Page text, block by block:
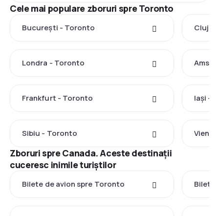
Cele mai populare zboruri spre Toronto
București - Toronto Cluj-
Londra - Toronto
Frankfurt - Toronto Iași -
Sibiu - Toronto Viena
Zboruri spre Canada. Aceste destinații
cuceresc inimile turiștilor
Bilete de avion spre Toronto Bilete